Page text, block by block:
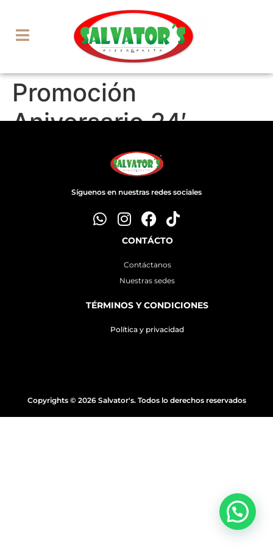
Promoción
Aniversario 24′
Síguenos en nuestras redes sociales
CONTÁCTO
Contáctanos
Nuestras sedes
TÉRMINOS Y CONDICIONES
Política y privacidad
Copyrights © 2026 Salvator's. Todos lo derechos reservados